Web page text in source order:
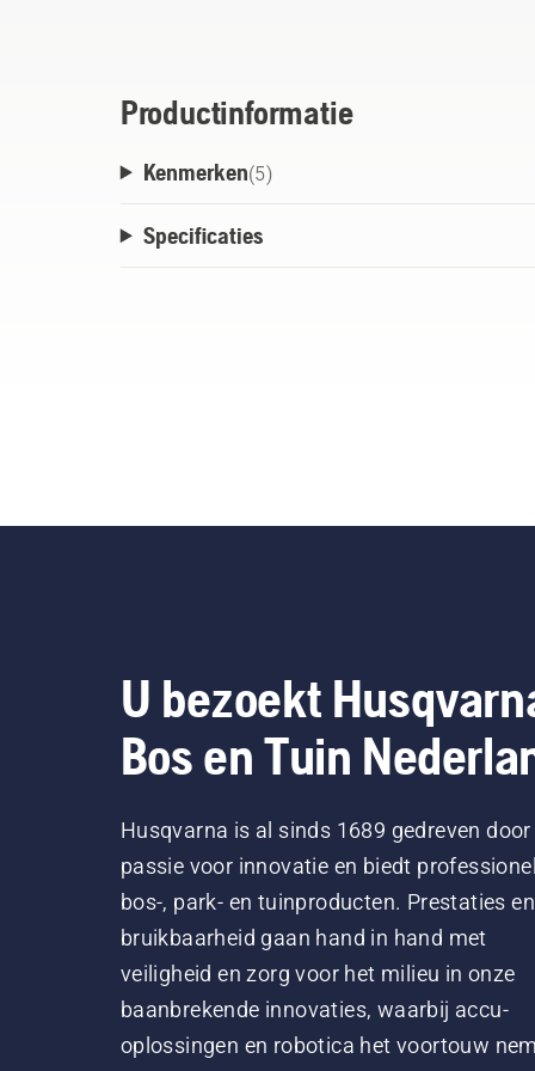
Productinformatie
Kenmerken(5)
Specificaties
U bezoekt
Bos en Tuin
Husqvarna is al sinds 1689 gedreven door
passie voor innovatie en biedt
bos-, park- en tuinproducten. Prestaties en
bruikbaarheid gaan hand in hand met
veiligheid en zorg voor het milieu in onze
baanbrekende innovaties, waarbij accu-
oplossingen en robotica het voortouw